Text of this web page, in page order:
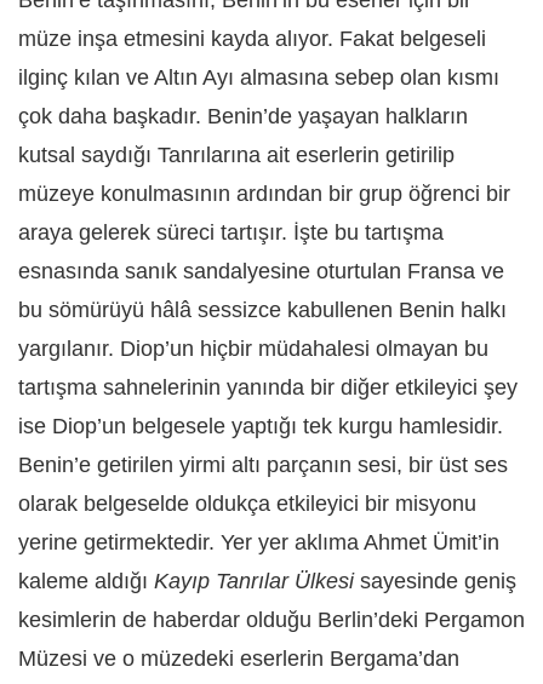
müze inşa etmesini kayda alıyor. Fakat belgeseli
ilginç kılan ve Altın Ayı almasına sebep olan kısmı
çok daha başkadır. Benin’de yaşayan halkların
kutsal saydığı Tanrılarına ait eserlerin getirilip
müzeye konulmasının ardından bir grup öğrenci bir
araya gelerek süreci tartışır. İşte bu tartışma
esnasında sanık sandalyesine oturtulan Fransa ve
bu sömürüyü hâlâ sessizce kabullenen Benin halkı
yargılanır. Diop’un hiçbir müdahalesi olmayan bu
tartışma sahnelerinin yanında bir diğer etkileyici şey
ise Diop’un belgesele yaptığı tek kurgu hamlesidir.
Benin’e getirilen yirmi altı parçanın sesi, bir üst ses
olarak belgeselde oldukça etkileyici bir misyonu
yerine getirmektedir. Yer yer aklıma Ahmet Ümit’in
kaleme aldığı Kayıp Tanrılar Ülkesisayesinde geniş
kesimlerin de haberdar olduğu Berlin’deki Pergamon
Müzesi ve o müzedeki eserlerin Bergama’dan